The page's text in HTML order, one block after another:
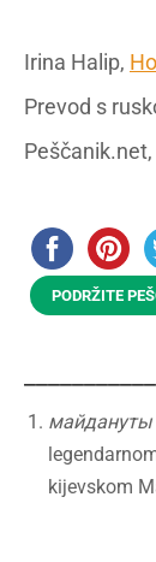
Irina Halip,
Prevod s
PODRŽITE
майдануты
kijevskom